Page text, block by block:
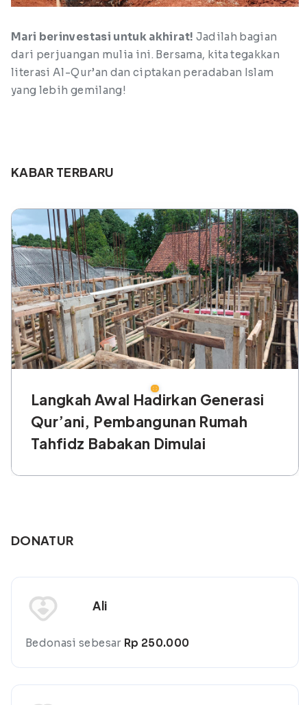
Mari berinvestasi untuk akhirat! Jadilah bagian
dari perjuangan mulia ini. Bersama, kita tegakkan
literasi Al-Qur’an dan ciptakan peradaban Islam
yang lebih gemilang!
KABAR TERBARU
Langkah Awal Hadirkan Generasi
Qur’ani, Pembangunan Rumah
Tahfidz Babakan Dimulai
DONATUR
Ali
Bedonasi sebesar Rp 250.000